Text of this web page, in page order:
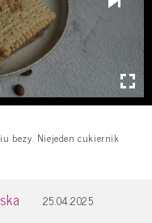
bezy. Niejeden cukiernik
25.04.2025